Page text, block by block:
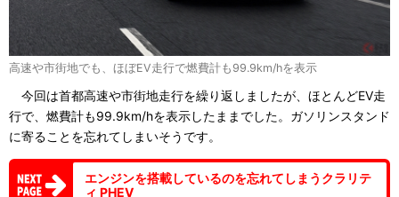
高速や市街地でも、ほぼEV走行で燃費計も99.9km/hを表示
今回は首都高速や市街地走行を繰り返しましたが、ほとんどEV走
行で、燃費計も99.9km/hを表示したままでした。ガソリンスタンド
に寄ることを忘れてしまいそうです。
エンジンを搭載しているのを忘れてしまうクラリテ
ィ PHEV